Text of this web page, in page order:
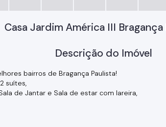
Casa Jardim América III Bragança
Descrição do Imóvel
bairros de Bragança Paulista!
suítes,
de Jantar e Sala de estar com lareira,